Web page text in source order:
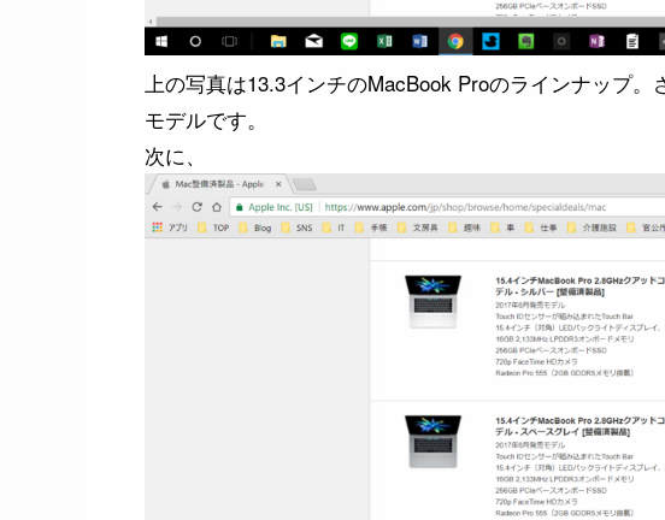
上の写真は13.3インチのMacBook Proのラインナップ
モデルです。
次に、